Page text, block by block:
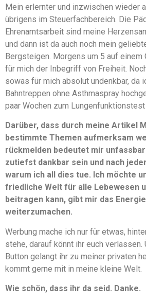
Mein erlernter und inzwischen wieder
übrigens im Steuerfachbereich. Die
Ehrenamtsarbeit sind meine
und dann ist da auch noch mein
Bergsteigen. Morgens um 5 auf
für mich der Inbegriff von Freiheit.
sowas für mich absolut undenkbar, da
Bahntreppen ohne Asthmaspray
paar Wochen zum Lungenfunktionstest
Darüber, dass durch meine Artikel
bestimmte Themen aufmerksam
rückmelden bedeutet mir
zutiefst dankbar sein und nach
warum ich all dies tue. Ich möchte
friedliche Welt für alle Lebewesen
beitragen kann, gibt mir das
weiterzumachen.
Werbung mache ich nur für etwas,
stehe, darauf könnt ihr euch verlassen.
Button gelangt ihr zu meiner privaten
kommt gerne mit in meine kleine Welt.
Wie schön, dass ihr da seid. Danke.